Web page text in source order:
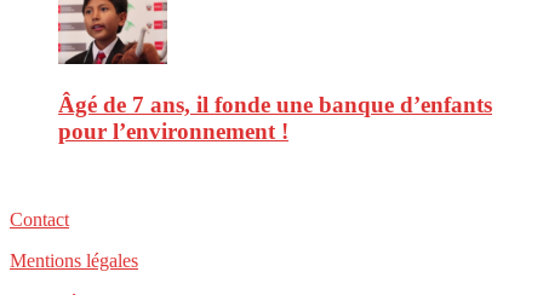
Âgé de 7 ans, il fonde une banque d’enfants
pour l’environnement !
Contact
Mentions légales